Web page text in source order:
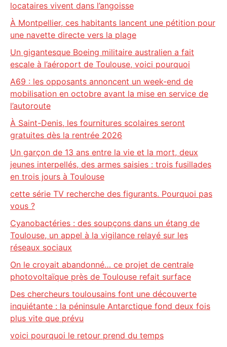
locataires vivent dans l’angoisse
À Montpellier, ces habitants lancent une pétition pour
une navette directe vers la plage
Un gigantesque Boeing militaire australien a fait
escale à l’aéroport de Toulouse, voici pourquoi
A69 : les opposants annoncent un week-end de
mobilisation en octobre avant la mise en service de
l’autoroute
À Saint-Denis, les fournitures scolaires seront
gratuites dès la rentrée 2026
Un garçon de 13 ans entre la vie et la mort, deux
jeunes interpellés, des armes saisies : trois fusillades
en trois jours à Toulouse
cette série TV recherche des figurants. Pourquoi pas
vous ?
Cyanobactéries : des soupçons dans un étang de
Toulouse, un appel à la vigilance relayé sur les
réseaux sociaux
On le croyait abandonné… ce projet de centrale
photovoltaïque près de Toulouse refait surface
Des chercheurs toulousains font une découverte
inquiétante : la péninsule Antarctique fond deux fois
plus vite que prévu
voici pourquoi le retour prend du temps